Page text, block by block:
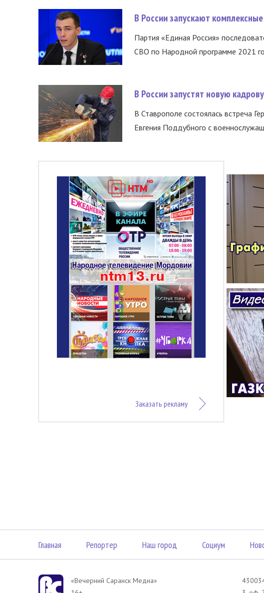
В России запускают
Партия «Единая Россия»
СВО по Народной программе 2021
В России запустят новую
В Ставрополе состоялась встреча
Евгения Поддубного с
Заказать рекламу
Главная Репортер Наш город Социум
«Вечерний Саранск Mедиа»